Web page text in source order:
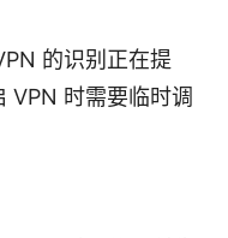
的识别正在提
VPN 时需要临时调